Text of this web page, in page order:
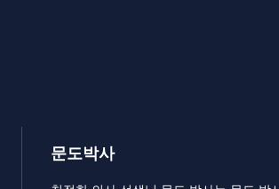
문도박사